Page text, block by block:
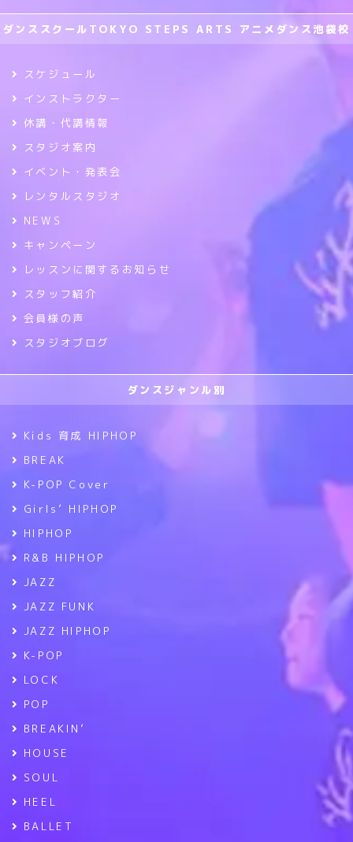
ダンススクールTOKYO STEPS ARTS アニメダンス池袋校
スケジュール
インストラクター
休講・代講情報
スタジオ案内
イベント・発表会
レンタルスタジオ
NEWS
キャンペーン
レッスンに関するお知らせ
スタッフ紹介
会員様の声
スタジオブログ
ダンスジャンル別
Kids 育成 HIPHOP
BREAK
K-POP Cover
Girls’ HIPHOP
HIPHOP
R&B HIPHOP
JAZZ
JAZZ FUNK
JAZZ HIPHOP
K-POP
LOCK
POP
BREAKIN’
HOUSE
SOUL
HEEL
BALLET